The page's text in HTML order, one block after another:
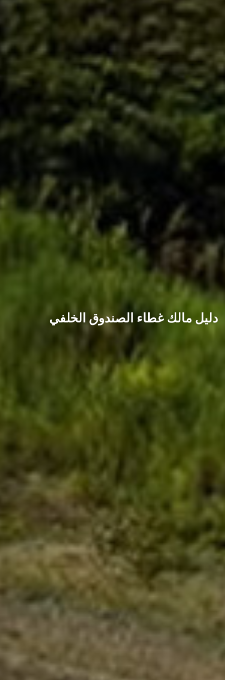
دليل مالك غطاء الصندوق الخلفي